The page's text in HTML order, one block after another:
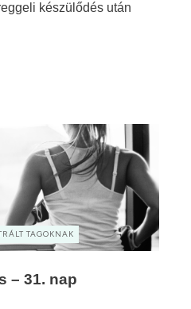
készülődés után
TAGOKNAK
– 31. nap